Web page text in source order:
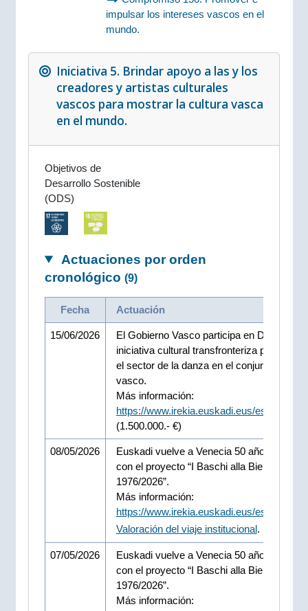
impulsar los intereses vascos en el
mundo.
Iniciativa 5. Brindar apoyo a las y los
creadores y artistas culturales
vascos para mostrar la cultura vasca
en el mundo.
Objetivos de
Desarrollo Sostenible
(ODS)
Actuaciones por orden
cronológico (9)
Fecha Actuación
15/06/2026
El Gobierno Vasco participa en DOBLA,
iniciativa cultural transfronteriza para
el sector de la danza en el conjunto del
vasco.
Más información:
https://www.irekia.euskadi.eus/es/news/
(1.500.000.- €)
08/05/2026
Euskadi vuelve a Venecia 50 años
con el proyecto “I Baschi alla Biennale
1976/2026”.
Más información:
https://www.irekia.euskadi.eus/es/news/
Valoración del viaje institucional.
07/05/2026
Euskadi vuelve a Venecia 50 años
con el proyecto “I Baschi alla Biennale
1976/2026”.
Más información: